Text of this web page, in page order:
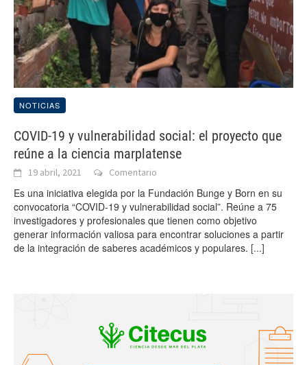
NOTICIAS
COVID-19 y vulnerabilidad social: el proyecto que
reúne a la ciencia marplatense
19 abril, 2021 Comentario
Es una iniciativa elegida por la Fundación Bunge y Born en su
convocatoria “COVID-19 y vulnerabilidad social”. Reúne a 75
investigadores y profesionales que tienen como objetivo
generar información valiosa para encontrar soluciones a partir
de la integración de saberes académicos y populares. [...]